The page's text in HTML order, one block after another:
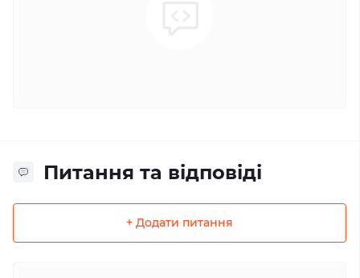
Питання та відповіді
+ Додати питання